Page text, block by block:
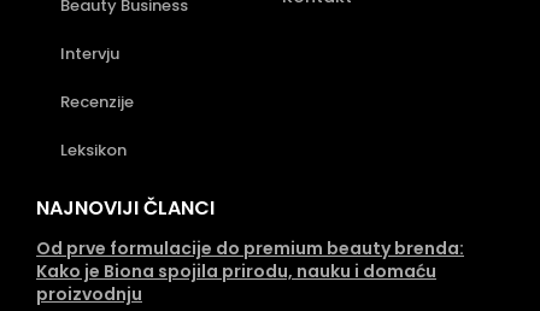
Beauty Business
Intervju
Recenzije
Leksikon
NAJNOVIJI ČLANCI
Od prve formulacije do premium beauty brenda:
Kako je Biona spojila prirodu, nauku i domaću
proizvodnju